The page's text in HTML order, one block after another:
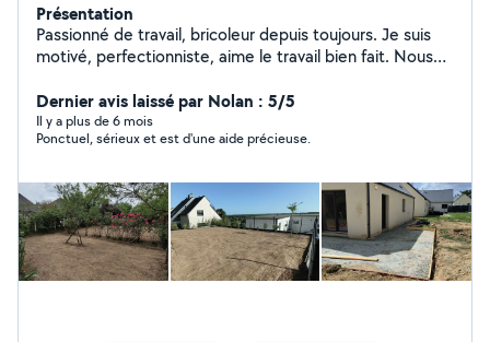
Présentation
Passionné de travail, bricoleur depuis toujours. Je suis
motivé, perfectionniste, aime le travail bien fait. Nous
d'efficacité. Équipements professionnels dans de
nombreux domaines. TP: Terrassement, réseaux,
aménagement, maçonnerie,... Bâtiment: Maçonnerie,
semis de gazon, tonte, débroussaillage, taille,... Au
plaisir de vous servir
Dernier avis laissé par Nolan : 5/5
Il y a plus de 6 mois
Ponctuel, sérieux et est d'une aide précieuse.